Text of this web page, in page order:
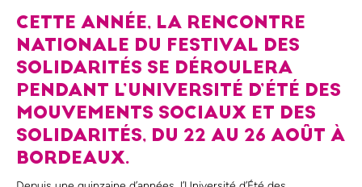
CETTE ANNÉE, LA RENCONTRE
NATIONALE DU FESTIVAL DES
SOLIDARITÉS SE DÉROULERA
PENDANT L’UNIVERSITÉ D’ÉTÉ DES
MOUVEMENTS SOCIAUX ET DES
SOLIDARITÉS, DU 22 AU 26 AOÛT À
BORDEAUX.